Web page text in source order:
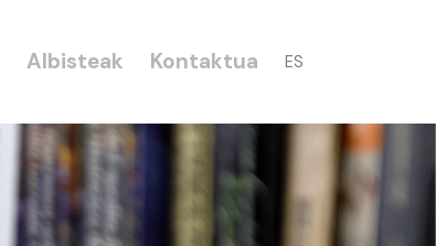
Albisteak Kontaktua ES